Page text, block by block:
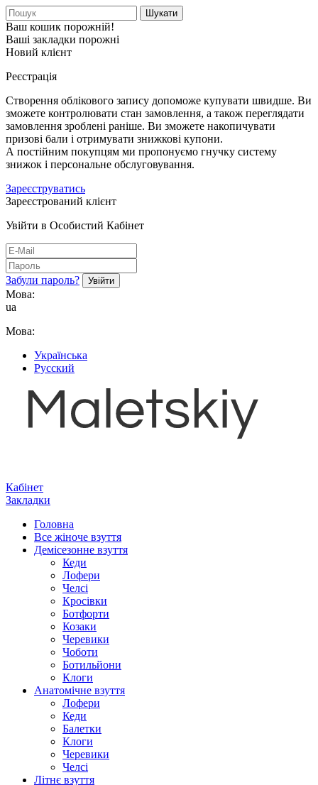
Шукати
Ваш кошик порожній!
Ваші закладки порожні
Новий клієнт
Реєстрація
Створення облікового запису допоможе купувати швидше. Ви
зможете контролювати стан замовлення, а також переглядати
замовлення зроблені раніше. Ви зможете накопичувати
призові бали і отримувати знижкові купони.
А постійним покупцям ми пропонуємо гнучку систему
знижок і персональне обслуговування.
Зареєструватись
Зареєстрований клієнт
Увійти в Особистий Кабінет
Забули пароль?
Мова:
ua
Мова:
Українська
Русский
Кабінет
Закладки
Головна
Все жіноче взуття
Демісезонне взуття
Кеди
Лофери
Челсі
Кросівки
Ботфорти
Козаки
Черевики
Чоботи
Ботильйони
Клоги
Анатомічне взуття
Лофери
Кеди
Балетки
Клоги
Черевики
Челсі
Літнє взуття